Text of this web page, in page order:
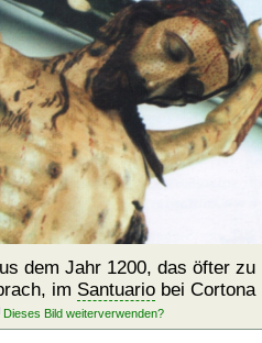
dem Jahr 1200, das öfter zu
im Santuario bei Cortona